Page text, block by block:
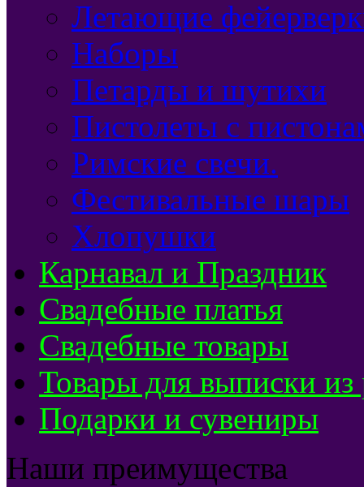
Летающие
Наборы
Петарды и шутихи
Пистолеты с
Римские свечи.
Фестивальные шары
Хлопушки
Карнавал и Праздник
Свадебные платья
Свадебные товары
Товары для выписки из
Подарки и сувениры
Наши преимущества